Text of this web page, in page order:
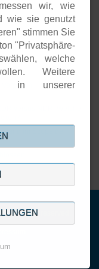
im Scope der
All rights reserved.
wir, wie
wie sie genutzt
stimmen Sie
"Privatsphäre-
welche
Weitere
in unserer